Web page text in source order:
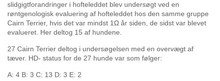
slidgigtforandringer i hofteleddet blev undersøgt ved en
røntgenologisk evaluering af hofteleddet hos den samme gruppe
Cairn Terrier, hvis det var mindst 1Ω år siden, de sidst var blevet
evalueret. Her deltog 15 af hundene.
27 Cairn Terrier deltog i undersøgelsen med en overvægt af
tæver. HD- status for de 27 hunde var som følger:
A: 4 B: 3 C: 13 D: 3 E: 2